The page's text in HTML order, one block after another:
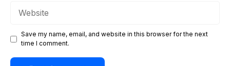
Save my name, email, and website in this browser for the next
time I comment.